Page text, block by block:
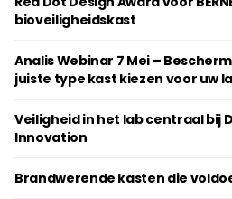
bioveiligheidskast
Analis Webinar 7 Mei –
juiste type kast kiezen voor uw
Veiligheid in het lab centraal bij
Innovation
Brandwerende kasten die